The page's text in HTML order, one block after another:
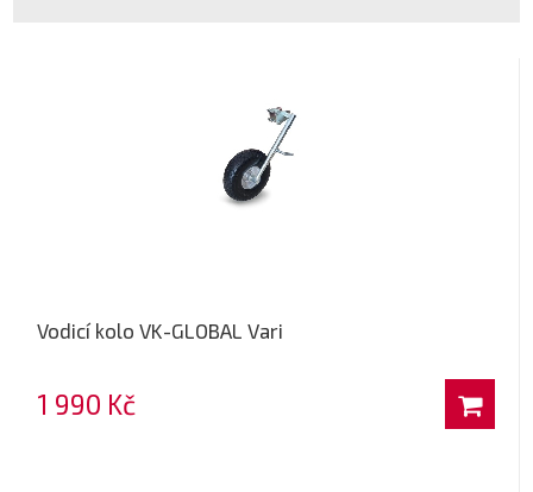
Vodicí kolo VK-GLOBAL Vari
1 990 Kč